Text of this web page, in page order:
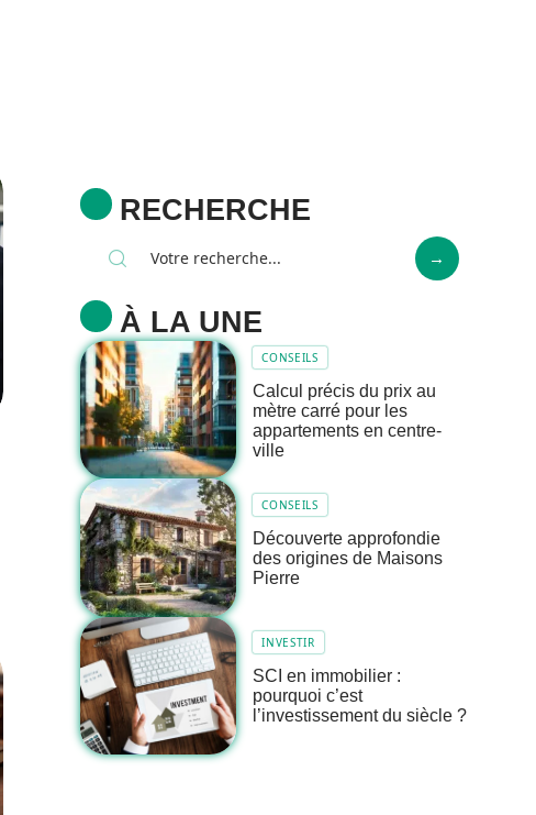
RECHERCHE
À LA UNE
CONSEILS
Calcul précis du prix au
mètre carré pour les
appartements en centre-
ville
CONSEILS
Découverte approfondie
des origines de Maisons
Pierre
INVESTIR
SCI en immobilier :
pourquoi c’est
l’investissement du siècle ?